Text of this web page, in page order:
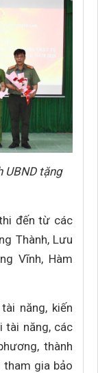
UBND tặng
đến từ các
Thành, Lưu
Vĩnh, Hàm
năng, kiến
tài năng, các
thành
gia bảo